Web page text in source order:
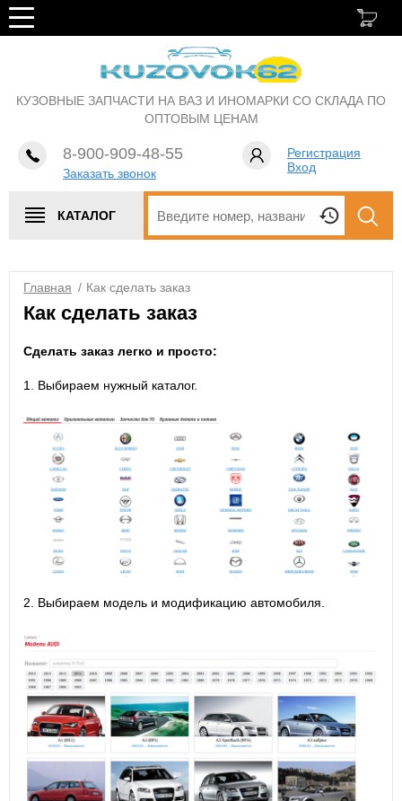
КУЗОВНЫЕ ЗАПЧАСТИ НА ВАЗ И ИНОМАРКИ СО СКЛАДА ПО
ОПТОВЫМ ЦЕНАМ
8-900-909-48-55
Заказать звонок
Регистрация
Вход
КАТАЛОГ
Главная / Как сделать заказ
Как сделать заказ
Сделать заказ легко и просто:
1. Выбираем нужный каталог.
2. Выбираем модель и модификацию автомобиля.